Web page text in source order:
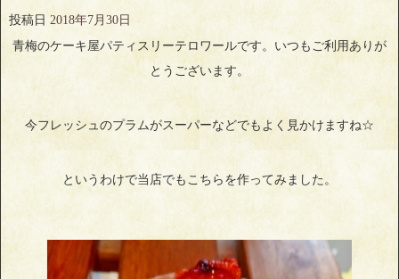
投稿日 2018年7月30日
青梅のケーキ屋パティスリーテロワールです。いつもご利用ありが
とうございます。
今フレッシュのプラムがスーパーなどでもよく見かけますね☆
というわけで当店でもこちらを作ってみました。